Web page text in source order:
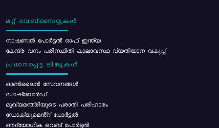
മറ്റ് വെബ്സൈറ്റുകൾ
നാഷണൽ പോർട്ടൽ ഓഫ് ഇന്ത്യ
കേന്ദ്ര വനം പരിസ്ഥിതി കാലാവസ്ഥ വ്യതിയാന വകുപ്പ്
പ്രധാനപ്പെട്ട ലിങ്കുകൾ
ഓൺലൈൻ സേവനങ്ങൾ
ഡാഷ്ബോർഡ്
മുഖ്യമന്ത്രിയുടെ പരാതി പരിഹാരം
ഡോക്യുമെൻ്റ് പോർട്ടൽ
ഔദ്യോഗിക വെബ് പോർട്ടൽ